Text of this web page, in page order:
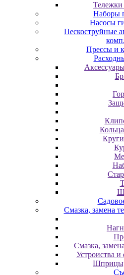
Тележки
Наборы
Насосы
Пескоструйные
Прессы и
Смазка, замена
Смазка,
Устроиства и
Шприцы,